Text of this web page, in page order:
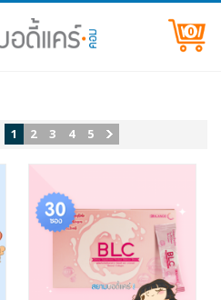
0
1 2 3 4 5